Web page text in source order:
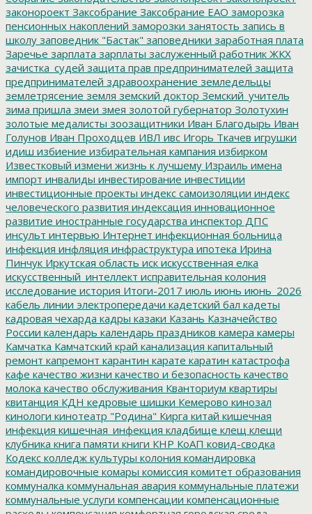
законороект Заксобрание Заксобрание ЕАО заморозка
пенсионных накоплений заморозки занятость запись в
школу заповедник "Бастак" заповедники заработная плата
Заречье зарплата зарплаты заслуженный работник ЖКХ
зачистка_судей защита прав предпринимателей защита
предпринимателей здравоохранение земледельцы
землетрясение земля земский доктор Земский_учитель
зима пришла змеи змея золотой губернатор Золотухин
золотые медалисты зоозащитники Иван Благодырь Иван
Голунов Иван Проходцев ИВЛ ивс Игорь Ткачев игрушки
идиш избиение избирательная кампания избирком
Известковый измени жизнь к лучшему Израиль имена
импорт инвалиды инвестирование инвестиции
инвестиционные проекты индекс самоизоляции индекс
человеческого развития индексация инновационное
развитие иностранные государства инспектор ДПС
инсульт интервью Интернет инфекционная больница
инфекция инфляция инфраструктура ипотека Ирина
Пинчук Иркутская область иск искусственная елка
искусственный_интеллект исправительная колония
исследование история Итоги-2017 июль июнь июнь_2026
кабель линии электропередачи кадетский бал кадеты
кадровая чехарда кадры казаки Казань Казначейство
России календарь календарь праздников камера камеры
Камчатка Камчатский край канализация капитальный
ремонт капремонт карантин карате каратин катастрофа
кафе качество жизни качество и безопасность качество
молока качество обслуживания Кванториум квартиры
квитанция КДН кедровые шишки Кемерово кинозал
кинологи кинотеатр "Родина" Кирга китай кишечная
инфекция кишечная_инфекция кладбище клещ клещи
клубника книга памяти книги КНР КоАП ковид-сводка
Кодекс колледж культуры колония командировка
командировочные комары комиссия комитет образования
коммуналка коммунальная авария коммунальные платежи
коммунальные услуги компенсации компенсационные